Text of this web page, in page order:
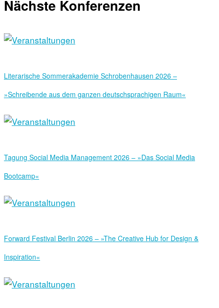
Nächste Konferenzen
Literarische Sommerakademie Schrobenhausen 2026 –
»Schreibende aus dem ganzen deutschsprachigen Raum«
Tagung Social Media Management 2026 – »Das Social Media
Bootcamp«
Forward Festival Berlin 2026 – »The Creative Hub for Design &
Inspiration«